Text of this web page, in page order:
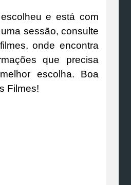
e está com
sessão, consulte
onde encontra
que precisa
escolha. Boa
Filmes!